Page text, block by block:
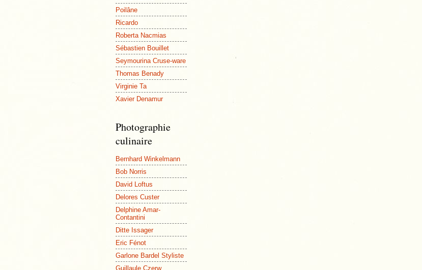
Poilâne
Ricardo
Roberta Nacmias
Sébastien Bouillet
Seymourina Cruse-ware
Thomas Benady
Virginie Ta
Xavier Denamur
Photographie
culinaire
Bernhard Winkelmann
Bob Norris
David Loftus
Delores Custer
Delphine Amar-
Contantini
Ditte Issager
Eric Fénot
Garlone Bardel Styliste
Guillaule Czerw